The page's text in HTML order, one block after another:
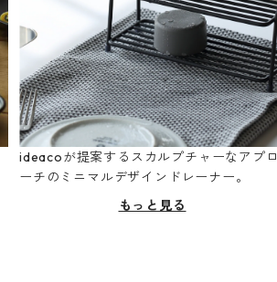
ideacoが提案するスカルプチャーなアプロ
ーチのミニマルデザインドレーナー。
もっと見る